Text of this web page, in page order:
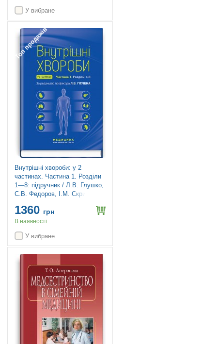
У вибране
Топ продажів
Внутрішні хвороби: у 2
частинах. Частина 1. Розділи
1—8: підручник / Л.В. Глушко,
С.В. Федоров, І.М. Скрипник
1360 грн
В наявності
У вибране